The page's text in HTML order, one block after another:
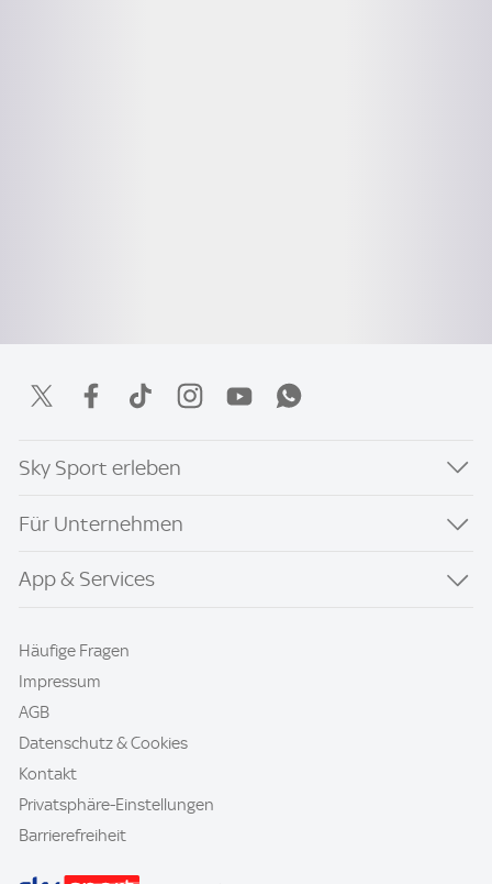
Sky Sport erleben
Für Unternehmen
App & Services
Häufige Fragen
Impressum
AGB
Datenschutz & Cookies
Kontakt
Privatsphäre-Einstellungen
Barrierefreiheit